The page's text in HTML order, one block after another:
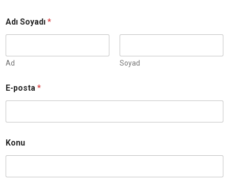
Adı Soyadı *
Ad Soyad
E-posta *
Konu